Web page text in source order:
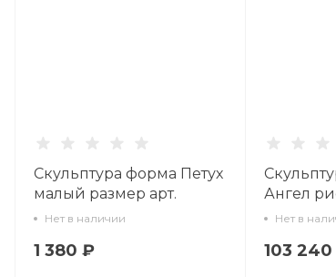
Скульптура форма Петух
малый размер арт.
82.54077.00.1
Нет в наличии
1 380 ₽
Ангел
красном
Нет в
103